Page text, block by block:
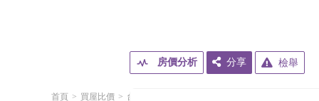
首頁 買屋比價 台北市
房價分析 分享 檢舉